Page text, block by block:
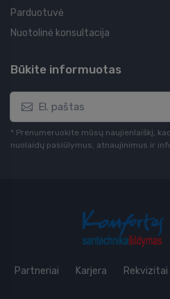
Parduotuvė
Nuotolinė konsultacija
Būkite informuotas
* Prenumeruokite mūsų naujienlaiškį,
nuolaidų pasiūlymus, atnaujinimus ir
Partneriai Karjera Rekvizitai